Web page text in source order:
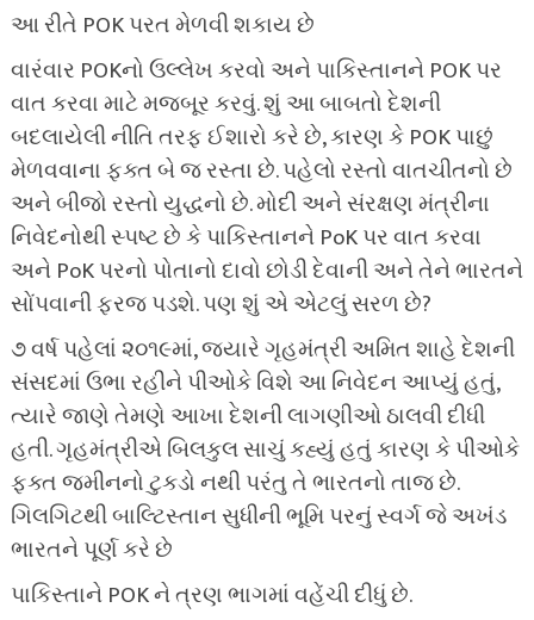
આ રીતે POK પરત મેળવી શકાય છે
વારંવાર POKનો ઉલ્લેખ કરવો અને પાકિસ્તાનને POK પર
વાત કરવા માટે મજબૂર કરવું. શું આ બાબતો દેશની
બદલાયેલી નીતિ તરફ ઈશારો કરે છે, કારણ કે POK પાછું
મેળવવાના ફક્ત બે જ રસ્તા છે. પહેલો રસ્તો વાતચીતનો છે
અને બીજો રસ્તો યુદ્ધનો છે. મોદી અને સંરક્ષણ મંત્રીના
નિવેદનોથી સ્પષ્ટ છે કે પાકિસ્તાનને PoK પર વાત કરવા
અને PoK પરનો પોતાનો દાવો છોડી દેવાની અને તેને ભારતને
સોંપવાની ફરજ પડશે. પણ શું એ એટલું સરળ છે?
૭ વર્ષ પહેલાં ૨૦૧૯માં, જ્યારે ગૃહમંત્રી અમિત શાહે દેશની
સંસદમાં ઉભા રહીને પીઓકે વિશે આ નિવેદન આપ્યું હતું,
ત્યારે જાણે તેમણે આખા દેશની લાગણીઓ ઠાલવી દીધી
હતી. ગૃહમંત્રીએ બિલકુલ સાચું કહ્યું હતું કારણ કે પીઓકે
ફક્ત જમીનનો ટુકડો નથી પરંતુ તે ભારતનો તાજ છે.
ગિલગિટથી બાલ્ટિસ્તાન સુધીની ભૂમિ પરનું સ્વર્ગ જે અખંડ
ભારતને પૂર્ણ કરે છે
પાકિસ્તાને POK ને ત્રણ ભાગમાં વહેંચી દીધું છે.